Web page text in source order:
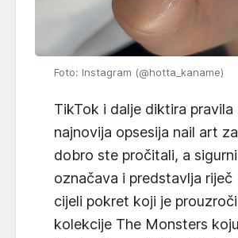
Foto: Instagram (@hotta_kaname)
TikTok i dalje diktira
najnovija opsesija nail art
dobro ste pročitali, a
označava i predstavlja
cijeli pokret koji je
kolekcije The Monsters